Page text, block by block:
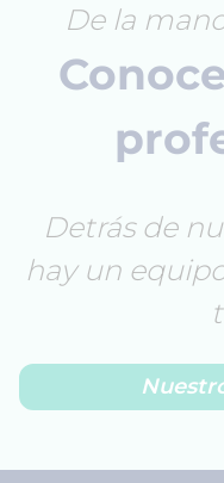
De la
Detrás de
hay un